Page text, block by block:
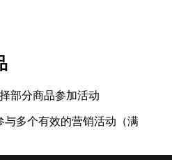
部分商品参加活动
与多个有效的营销活动（满